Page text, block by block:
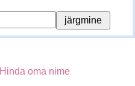
Hinda oma nime